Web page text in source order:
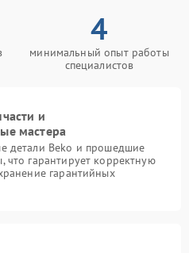
4
минимальный опыт работы
специалистов
и
мастера
детали Beko и прошедшие
что гарантирует корректную
гарантийных